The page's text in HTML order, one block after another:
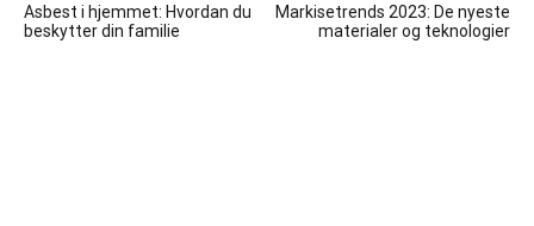
Asbest i hjemmet: Hvordan du
beskytter din familie
Markisetrends 2023: De nyeste
materialer og teknologier